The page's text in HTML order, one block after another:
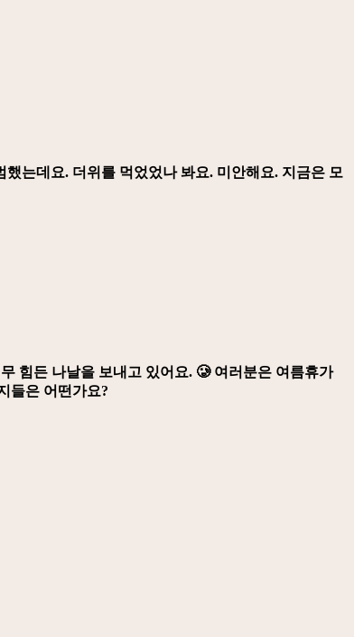
는데요. 더위를 먹었었나 봐요. 미안해요. 지금은 모
힘든 나날을 보내고 있어요. 🥲 여러분은 여름휴가
들은 어떤가요?